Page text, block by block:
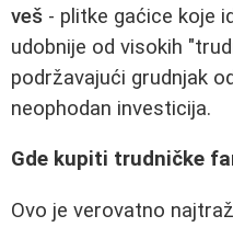
veš - plitke gaćice koje
udobnije od visokih
podržavajući grudnjak
neophodan investicija.
Gde kupiti trudničke
Ovo je verovatno